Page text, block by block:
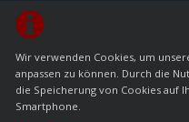
Wir verwenden Cookies, um
anpassen zu können. Durch die
die Speicherung von Cookies auf
Smartphone.